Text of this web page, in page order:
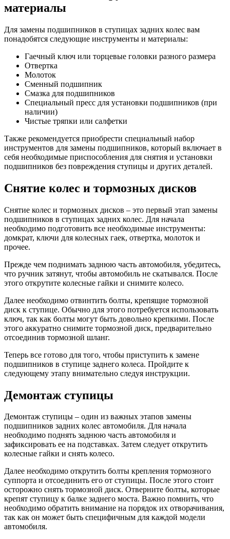
материалы
Для замены подшипников в ступицах задних колес вам
понадобятся следующие инструменты и материалы:
Гаечный ключ или торцевые головки разного размера
Отвертка
Молоток
Сменный подшипник
Смазка для подшипников
Специальный пресс для установки подшипников (при
наличии)
Чистые тряпки или салфетки
Также рекомендуется приобрести специальный набор
инструментов для замены подшипников, который включает в
себя необходимые приспособления для снятия и установки
подшипников без повреждения ступицы и других деталей.
Снятие колес и тормозных дисков
Снятие колес и тормозных дисков – это первый этап замены
подшипников в ступицах задних колес. Для начала
необходимо подготовить все необходимые инструменты:
домкрат, ключи для колесных гаек, отвертка, молоток и
прочее.
Прежде чем поднимать заднюю часть автомобиля, убедитесь,
что ручник затянут, чтобы автомобиль не скатывался. После
этого открутите колесные гайки и снимите колесо.
Далее необходимо отвинтить болты, крепящие тормозной
диск к ступице. Обычно для этого потребуется использовать
ключ, так как болты могут быть довольно крепкими. После
этого аккуратно снимите тормозной диск, предварительно
отсоединив тормозной шланг.
Теперь все готово для того, чтобы приступить к замене
подшипников в ступице заднего колеса. Пройдите к
следующему этапу внимательно следуя инструкции.
Демонтаж ступицы
Демонтаж ступицы – один из важных этапов замены
подшипников задних колес автомобиля. Для начала
необходимо поднять заднюю часть автомобиля и
зафиксировать ее на подставках. Затем следует открутить
колесные гайки и снять колесо.
Далее необходимо открутить болты крепления тормозного
суппорта и отсоединить его от ступицы. После этого стоит
осторожно снять тормозной диск. Отверните болты, которые
крепят ступицу к балке заднего моста. Важно помнить, что
необходимо обратить внимание на порядок их отворачивания,
так как он может быть специфичным для каждой модели
автомобиля.